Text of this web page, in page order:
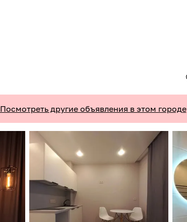
Посмотреть другие объявления в этом городе